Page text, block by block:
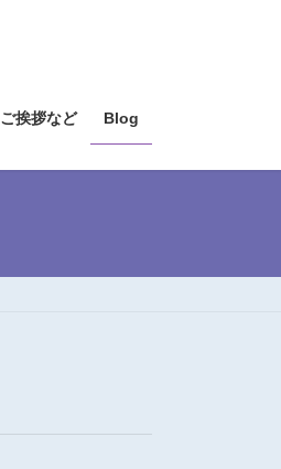
ご挨拶など Blog